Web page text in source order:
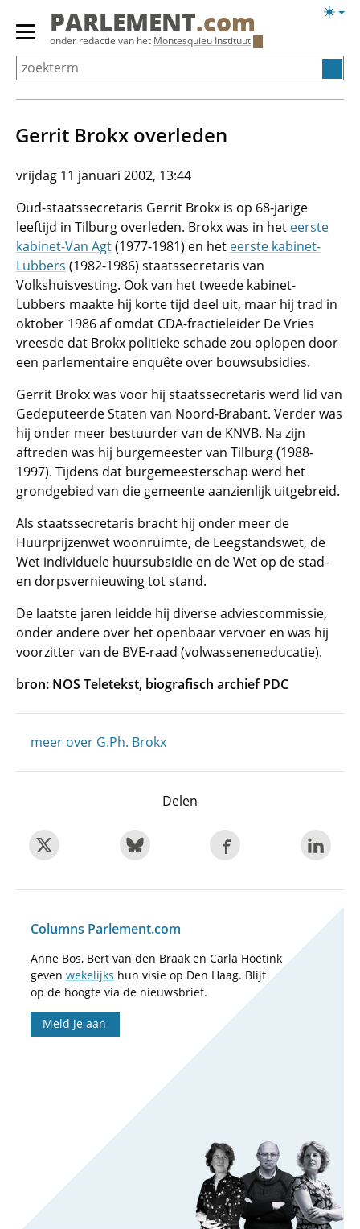
Overslaan
Primair
menu
tonen/verbergen
PARLEMENT.com
onder redactie van het Montesquieu Instituut
Gerrit Brokx overleden
vrijdag 11 januari 2002, 13:44
Oud-staatssecretaris Gerrit Brokx is op 68-jarige
leeftijd in Tilburg overleden. Brokx was in het eerste
kabinet-Van Agt(1977-1981) en het eerste kabinet-
Lubbers (1982-1986) staatssecretaris van
Volkshuisvesting. Ook van het tweede kabinet-
Lubbers maakte hij korte tijd deel uit, maar hij trad in
oktober 1986 af omdat CDA-fractieleider De Vries
vreesde dat Brokx politieke schade zou oplopen door
een parlementaire enquête over bouwsubsidies.
Gerrit Brokx was voor hij staatssecretaris werd lid van
Gedeputeerde Staten van Noord-Brabant. Verder was
hij onder meer bestuurder van de KNVB. Na zijn
aftreden was hij burgemeester van Tilburg (1988-
1997). Tijdens dat burgemeesterschap werd het
grondgebied van die gemeente aanzienlijk uitgebreid.
Als staatssecretaris bracht hij onder meer de
Huurprijzenwet woonruimte, de Leegstandswet, de
Wet individuele huursubsidie en de Wet op de stad-
en dorpsvernieuwing tot stand.
De laatste jaren leidde hij diverse adviescommissie,
onder andere over het openbaar vervoer en was hij
voorzitter van de BVE-raad (volwasseneneducatie).
bron: NOS Teletekst, biografisch archief PDC
meer over G.Ph. Brokx
Delen
Columns Parlement.com
Anne Bos, Bert van den Braak en Carla Hoetink
geven wekelijks hun visie op Den Haag. Blijf
op de hoogte via de nieuwsbrief.
Meld je aan